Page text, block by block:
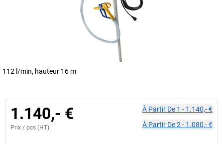
112 l/min, hauteur 16 m
1.140,- €
Prix / pcs (HT)
À Partir De 1 - 1.140,- €
À Partir De2 - 1.080,- €